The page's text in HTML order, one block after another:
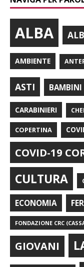
ALBA
AMBIENTE
ASTI BAMBINI
CARABINIERI
COPERTINA
COVID-19
CULTURA
ECONOMIA
FONDAZIONE CRC
GIOVANI